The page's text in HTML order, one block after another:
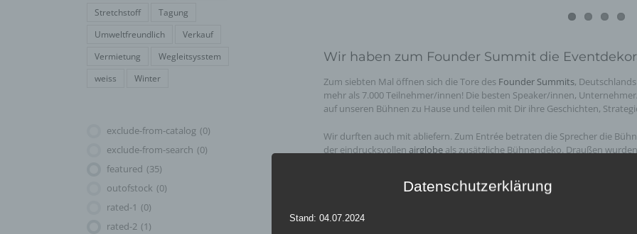
Wir haben zum Founder Summit die
Zum siebten Mal öffnen sich die Tore des Founder Summits,
mehr als 7.000 Teilnehmer/innen! Die besten Speaker/innen,
auf unseren Bühnen zu Hause und teilen mit Dir ihre Geschichten,
Wir durften auch mit abliefern. Zum Entrée betraten die Sprecher die
der eindrucksvollen airglobe als zusätzliche Bühnendeko. Draußen
Welche Botschaften möchtest du auf deinem nächsten Summit verbreiten?
Danke für die großartige Zusammenarbeit, Emily! Es hat Spaß gemacht,
Stretchstoff
Tagung
Umweltfreundlich
Verkauf
Vermietung
Wegleitsysstem
weiss
Winter
exclude-from-catalog (0)
exclude-from-search (0)
featured (35)
outofstock (0)
rated-1 (0)
rated-2 (1)
Datenschutzerklärung
Stand: 04.07.2024